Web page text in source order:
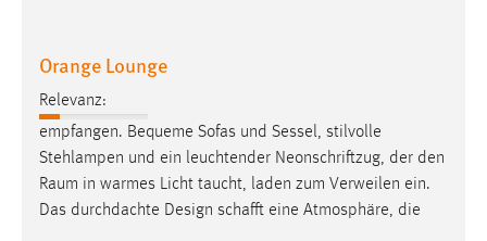
Orange Lounge
Relevanz:
empfangen. Bequeme Sofas und Sessel, stilvolle
Stehlampen und ein leuchtender Neonschriftzug, der den
Raum in warmes Licht taucht, laden zum Verweilen ein.
Das durchdachte Design schafft eine Atmosphäre, die